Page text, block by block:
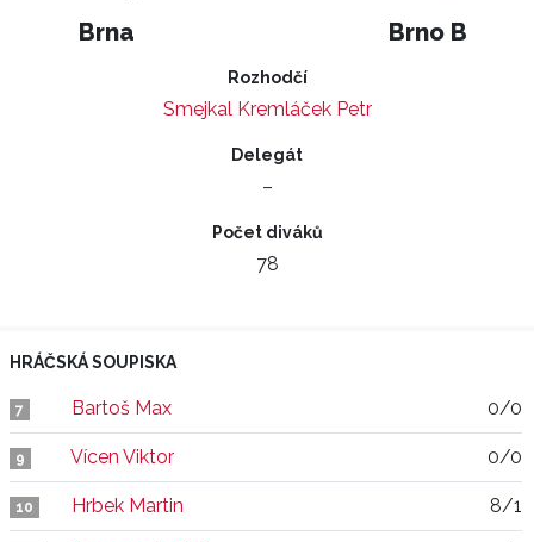
Brna
Brno B
Rozhodčí
Smejkal Kremláček Petr
Delegát
–
Počet diváků
78
HRÁČSKÁ SOUPISKA
7 Bartoš Max 0/0
9 Vícen Viktor 0/0
10 Hrbek Martin 8/1